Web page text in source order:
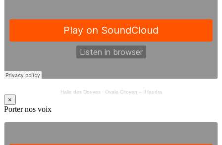
Halle des Douves· Ovale Citoyen – Il faudra
×
Porter nos voix